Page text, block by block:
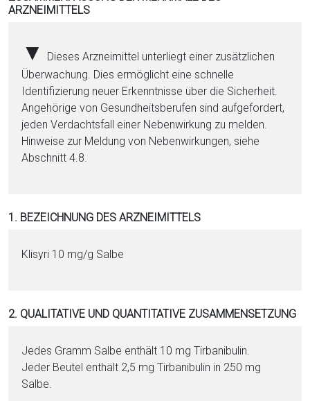
ARZNEIMITTELS
▼
Dieses Arzneimittel unterliegt einer zusätzlichen
Überwachung. Dies ermöglicht eine schnelle
Identifizierung neuer Erkenntnisse über die Sicherheit.
Angehörige von Gesundheitsberufen sind aufgefordert,
jeden Verdachtsfall einer Nebenwirkung zu melden.
Hinweise zur Meldung von Nebenwirkungen, siehe
Abschnitt 4.8.
1. BEZEICHNUNG DES ARZNEIMITTELS
Klisyri 10 mg/g Salbe
2. QUALITATIVE UND QUANTITATIVE ZUSAMMENSETZUNG
Jedes Gramm Salbe enthält 10 mg Tirbanibulin.
Jeder Beutel enthält 2,5 mg Tirbanibulin in 250 mg
Salbe.